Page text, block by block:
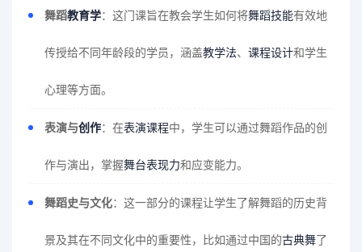
舞蹈教育学：这门课旨在教会学生如何将舞蹈技能有效地
传授给不同年龄段的学员，涵盖教学法、 课程设计和学生
心理等方面。
表演与创作：在表演课程中，学生可以通过舞蹈作品的创
作与演出，掌握舞台表现力和应变能力。
舞蹈史与文化：这一部分的课程让学生了解舞蹈的历史背
景及其在不同文化中的重要性，比如通过中国的古典舞了